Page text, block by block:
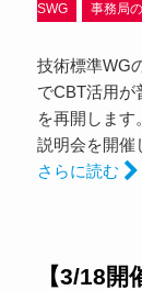
SWG
事務局
技術標準WG
でCBT活用が
を再開します
説明会を開
さらに読む
【3/18